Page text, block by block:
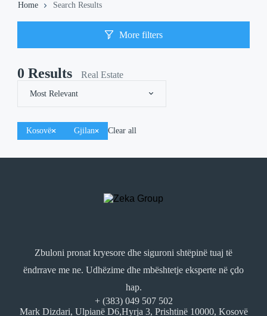
Home Search Results
More filters
0 Results Real Estate
Most Relevant
Kosovë Gjilan Clear all
Zbuloni pronat kryesore dhe siguroni shtëpinë tuaj të
ëndrrave me ne. Udhëzime dhe mbështetje eksperte në çdo
hap.
+ (383) 049 507 502
Mark Dizdari, Ulpianë D6,Hyrja 3, Prishtinë 10000, Kosovë